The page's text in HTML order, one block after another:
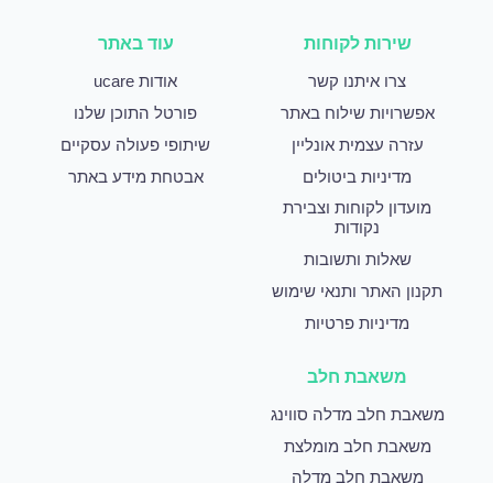
שירות לקוחות
צרו איתנו קשר
אפשרויות שילוח באתר
עזרה עצמית אונליין
מדיניות ביטולים
מועדון לקוחות וצבירת
נקודות
שאלות ותשובות
תקנון האתר ותנאי שימוש
מדיניות פרטיות
עוד באתר
אודות ucare
פורטל התוכן שלנו
שיתופי פעולה עסקיים
אבטחת מידע באתר
משאבת חלב
משאבת חלב מדלה סווינג
משאבת חלב מומלצת
משאבת חלב מדלה